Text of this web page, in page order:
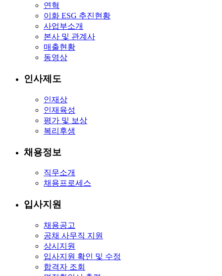
연혁
이화 ESG 추진현황
사업부소개
본사 및 관계사
매출현황
동영상
인사제도
인재상
인재육성
평가 및 보상
복리후생
채용정보
직무소개
채용프로세스
입사지원
채용공고
공채 사무직 지원
상시지원
입사지원 확인 및 수정
합격자 조회